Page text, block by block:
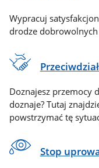
Wypracuj
drodze
Doznajesz przemocy
doznaje? Tutaj
powstrzymać tę
Stop